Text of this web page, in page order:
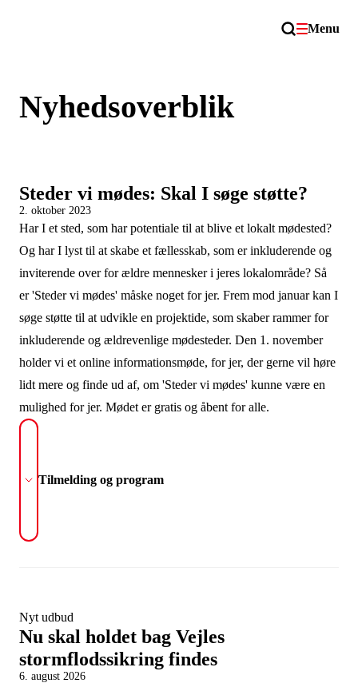
Menu
Nyhedsoverblik
Steder vi mødes: Skal I søge støtte?
2. oktober 2023
Har I et sted, som har potentiale til at blive et lokalt mødested?
Og har I lyst til at skabe et fællesskab, som er inkluderende og
inviterende over for ældre mennesker i jeres lokalområde? Så
er 'Steder vi mødes' måske noget for jer. Frem mod januar kan I
søge støtte til at udvikle en projektide, som skaber rammer for
inkluderende og ældrevenlige mødesteder. Den 1. november
holder vi et online informationsmøde, for jer, der gerne vil høre
lidt mere og finde ud af, om 'Steder vi mødes' kunne være en
mulighed for jer. Mødet er gratis og åbent for alle.
Tilmelding og program
Nyt udbud
Nu skal holdet bag Vejles
stormflodssikring findes
6. august 2026